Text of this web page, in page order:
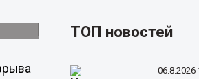
ТОП новостей
06.8.2026